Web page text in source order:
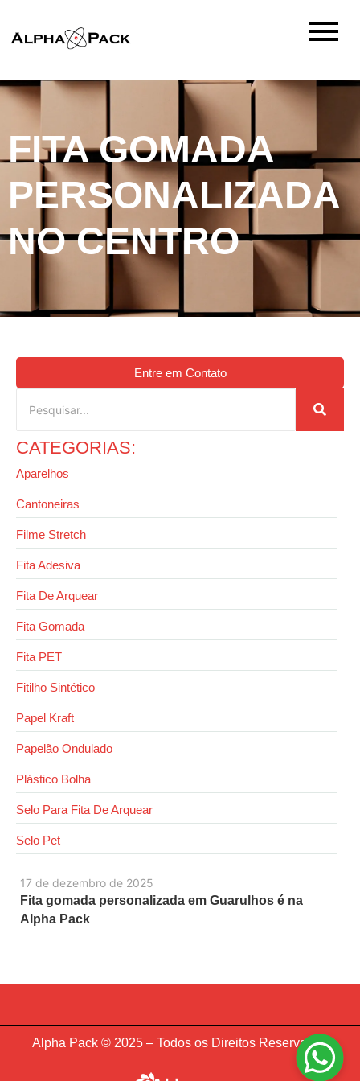
FITA GOMADA
PERSONALIZADA
NO CENTRO
17 de dezembro de 2025
Fita gomada personalizada em Guarulhos é na
Alpha Pack
Entre em Contato
CATEGORIAS:
Aparelhos
Cantoneiras
Filme Stretch
Fita Adesiva
Fita De Arquear
Fita Gomada
Fita PET
Fitilho Sintético
Papel Kraft
Papelão Ondulado
Plástico Bolha
Selo Para Fita De Arquear
Selo Pet
Alpha Pack © 2025 – Todos os Direitos Reservados